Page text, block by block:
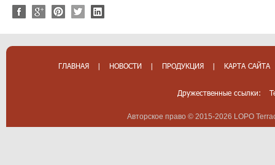
ГЛАВНАЯ | НОВОСТИ | ПРОДУКЦИЯ | КАРТА САЙТА
Дружественные ссылки:
Авторское право © 2015-2026 LOPO